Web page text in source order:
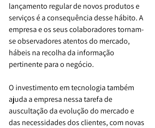
lançamento regular de novos produtos e
serviços é a consequência desse hábito. A
empresa e os seus colaboradores tornam-
se observadores atentos do mercado,
hábeis na recolha da informação
pertinente para o negócio.
O investimento em tecnologia também
ajuda a empresa nessa tarefa de
auscultação da evolução do mercado e
das necessidades dos clientes, com novas